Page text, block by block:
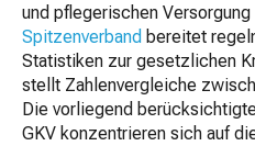
und pflegerischen
Spitzenverband bereitet
Statistiken zur gesetzlichen
stellt Zahlenvergleiche
Die vorliegend
GKV konzentrieren sich auf